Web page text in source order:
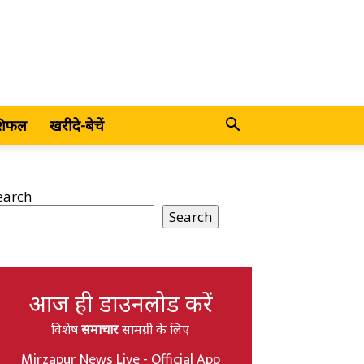
खरीदे-बेचें
Search
आज ही डाउनलोड करें
विशेषसमाचारसामग्री के लिए